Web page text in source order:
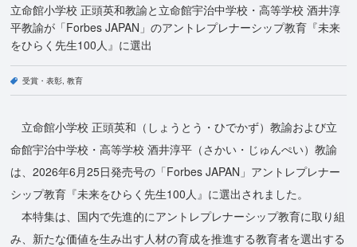
立命館小学校 正頭英和教諭と立命館宇治中学校・高等学校 酒井淳
平教諭が「Forbes JAPAN」のアントレプレナーシップ教育『未来
をひらく先生100人』に選出
受賞・表彰 教育
立命館小学校 正頭英和（しょうとう・ひでかず）教諭および立
命館宇治中学校・高等学校 酒井淳平（さかい・じゅんぺい）教諭
は、2026年6月25日発売号の「Forbes JAPAN」アントレプレナー
シップ教育『未来をひらく先生100人』に選出されました。
本特集は、国内で先進的にアントレプレナーシップ教育に取り組
み、新たな価値を生み出す人材の育成を推進する教育者を選出する